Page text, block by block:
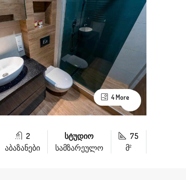
4 More
2
აბაზანები
სტუდიო
სამზარეულო
75
მ²